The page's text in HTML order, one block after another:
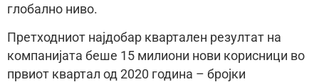
глобално ниво.
Претходниот најдобар квартален резултат на
компанијата беше 15 милиони нови корисници во
првиот квартал од 2020 година – бројки